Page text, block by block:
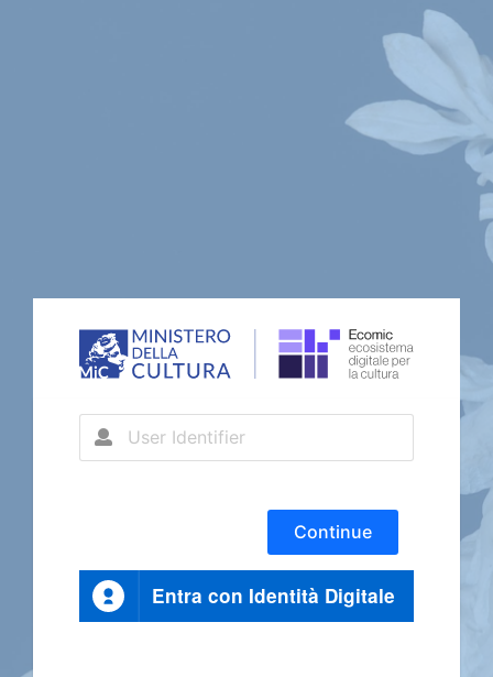
Continue
Entra con Identità Digitale